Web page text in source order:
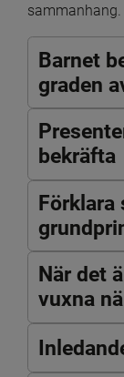
sammanhang.
Barnet
graden
bekräfta
Förklara
När det
vuxna